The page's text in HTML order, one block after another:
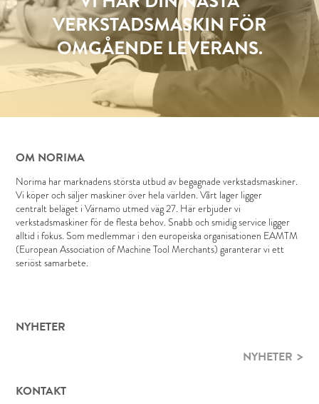
VERKSTADSMASKIN FÖR
OMGÅENDE LEVERANS.
OM NORIMA
Norima har marknadens största utbud av begagnade verkstadsmaskiner.
Vi köper och säljer maskiner över hela världen. Vårt lager ligger
centralt beläget i Värnamo utmed väg 27. Här erbjuder vi
verkstadsmaskiner för de flesta behov. Snabb och smidig service ligger
alltid i fokus. Som medlemmar i den europeiska organisationen EAMTM
(European Association of Machine Tool Merchants) garanterar vi ett
seriöst samarbete.
NYHETER
NYHETER
KONTAKT